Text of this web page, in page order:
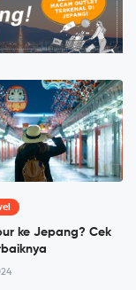
ke Jepang? Cek